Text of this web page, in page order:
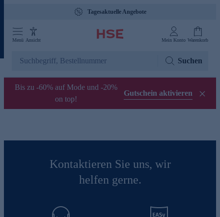
Tagesaktuelle Angebote
Menü Ansicht Mein Konto Warenkorb
Suchen
Bis zu -60% auf Mode und -20%
on top!
Gutschein aktivieren
Kontaktieren Sie uns, wir
helfen gerne.